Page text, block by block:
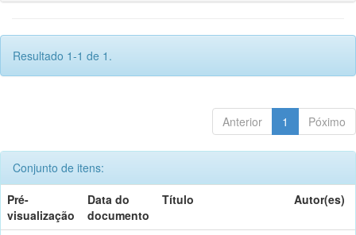
Resultado 1-1 de 1.
Anterior 1 Póximo
Conjunto de itens:
Pré-
visualização
Data do
documento
Título Autor(es)